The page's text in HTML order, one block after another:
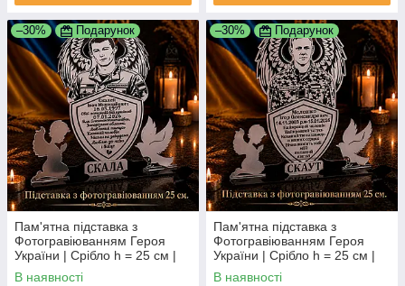
–30% Подарунок
Пам'ятна підставка з
Фотогравіюванням Героя
України | Срібло h = 25 см |
Індивідуальне виготовлення
В наявності
–30% Подарунок
Пам'ятна підставка з
Фотогравіюванням Героя
України | Срібло h = 25 см |
Індивідуальне виготовлення
В наявності